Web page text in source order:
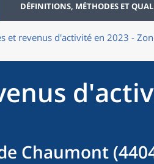
DÉFINITIONS, MÉTHODES ET
et revenus d'activité en 2023 -
Chaumont